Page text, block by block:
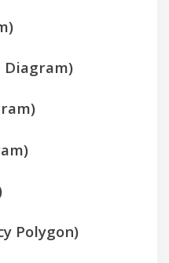
Diagram)
Polygon)